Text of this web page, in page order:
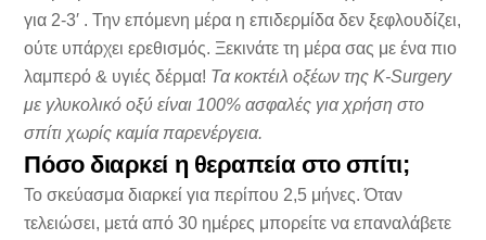
για 2-3′ . Την επόμενη μέρα η επιδερμίδα δεν ξεφλουδίζει,
ούτε υπάρχει ερεθισμός. Ξεκινάτε τη μέρα σας με ένα πιο
λαμπερό & υγιές δέρμα! Τα κοκτέιλ οξέων της K-Surgery
με γλυκολικό οξύ είναι 100% ασφαλές για χρήση στο
σπίτι χωρίς καμία παρενέργεια.
Πόσο διαρκεί η θεραπεία στο σπίτι;
Το σκεύασμα διαρκεί για περίπου 2,5 μήνες. Όταν
τελειώσει, μετά από 30 ημέρες μπορείτε να επαναλάβετε